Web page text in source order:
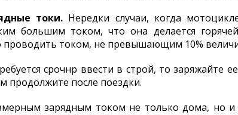
токи. Нередки случаи, когда
большим током, что она делается
проводить током, не превышающим 10%
срочнр ввести в строй, то
продолжите после поездки.
зарядным током не только дома, но